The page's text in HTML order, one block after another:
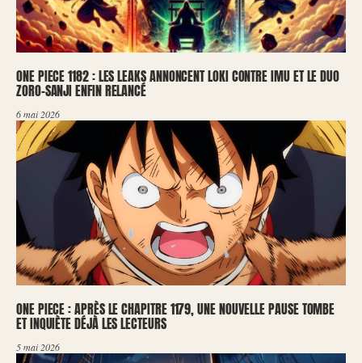
ONE PIECE 1182 : LES LEAKS ANNONCENT LOKI CONTRE IMU ET LE DUO
ZORO-SANJI ENFIN RELANCÉ
6 mai 2026
ONE PIECE : APRÈS LE CHAPITRE 1179, UNE NOUVELLE PAUSE TOMBE
ET INQUIÈTE DÉJÀ LES LECTEURS
5 mai 2026